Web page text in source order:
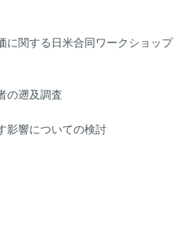
に関する日米合同ワークショップ
の遡及調査
影響についての検討